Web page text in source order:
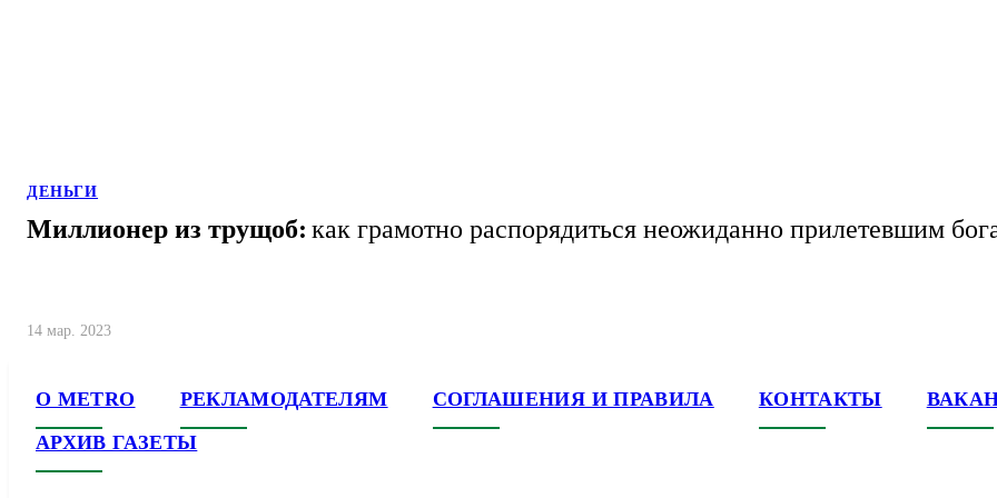
ДЕНЬГИ
Миллионер из трущоб: как грамотно распорядиться неожиданно прилетевшим
14 мар. 2023
О METRO РЕКЛАМОДАТЕЛЯМ СОГЛАШЕНИЯ И ПРАВИЛА КОНТАКТЫ
АРХИВ ГАЗЕТЫ